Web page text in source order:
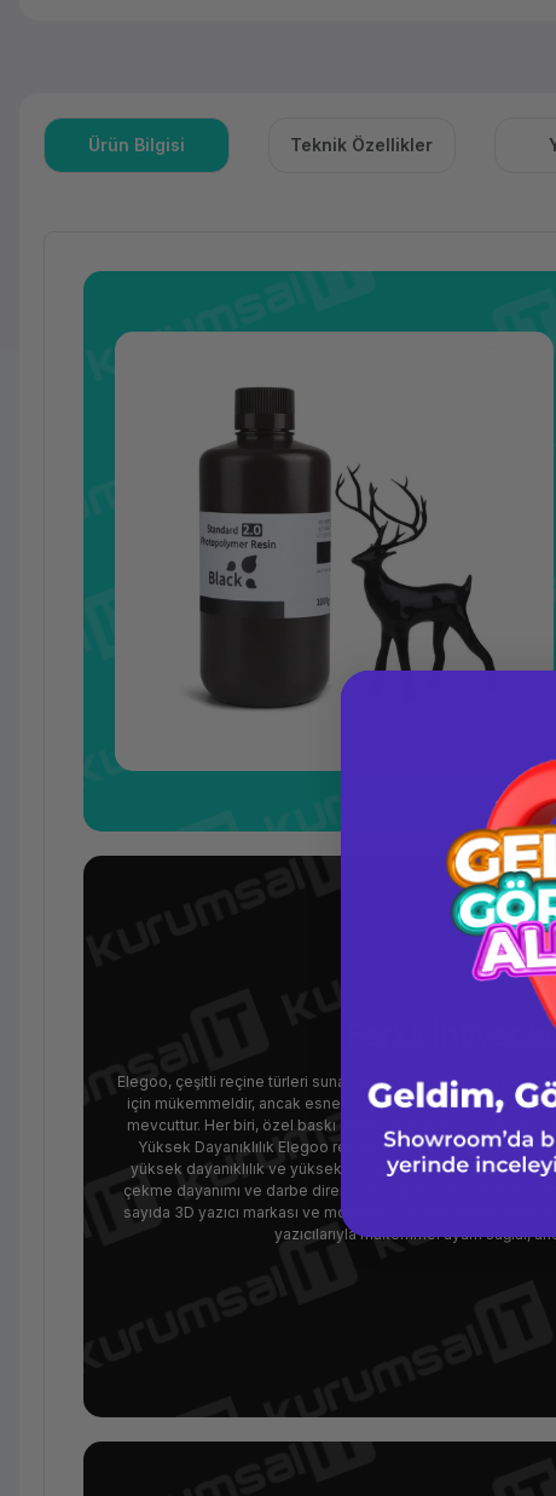
Ürün Bilgisi Teknik Özellikler
Farklı
Elegoo, çeşitli reçine türleri sunar, böylece ihtiyacınıza
için mükemmeldir, ancak esnek reçine, yüksek sıcaklık
mevcuttur. Her biri, özel baskı gereksinimlerinize göre en iyi
Yüksek Dayanıklılık Elegoo reçineleri, hızlı UV ışığı ile
yüksek dayanıklılık ve yüksek esneklik sunarak baskı
çekme dayanımı ve darbe direnci ile sağlam, uzun ömürlü
sayıda 3D yazıcı markası ve modeliyle uyumlu olacak
yazıcılarıyla mükemmel uyum sağlar,